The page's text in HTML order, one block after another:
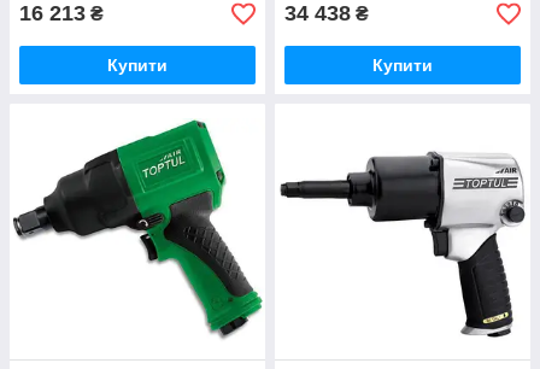
16 213 ₴
Купити
34 438 ₴
Купити